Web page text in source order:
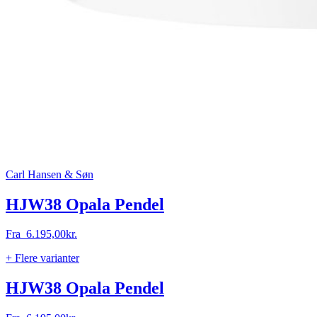
Carl Hansen & Søn
HJW38 Opala Pendel
Fra 6.195,00kr.
+ Flere varianter
HJW38 Opala Pendel